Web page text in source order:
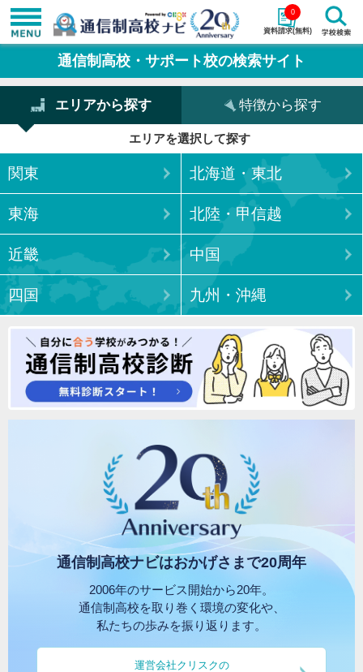
資料請求(無料)
0
学校名で探す
検索
エリアから探す 特徴から探す
エリアを選択して探す
関東 北海道・東北
東海 北陸・甲信越
近畿 中国
四国 九州・沖縄
閉じる
通信制高校・サポート校の検索サイト
エリアから探す 特徴から探す
エリアを選択して探す
関東 北海道・東北
東海 北陸・甲信越
近畿 中国
四国 九州・沖縄
通信制高校ナビはおかげさまで20周年
2006年のサービス開始から20年。
通信制高校を取り巻く環境の変化や、
私たちの歩みを振り返ります。
運営会社クリスクの